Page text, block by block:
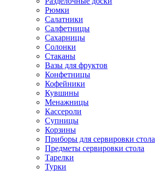
Рюмки
Салатники
Салфетницы
Сахарницы
Солонки
Стаканы
Вазы для фруктов
Конфетницы
Кофейники
Кувшины
Менажницы
Кассероли
Супницы
Корзины
Приборы для сервировки стола
Предметы сервировки стола
Тарелки
Турки